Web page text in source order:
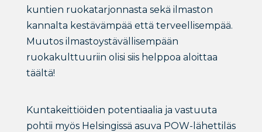
kuntien ruokatarjonnasta sekä ilmaston
kannalta kestävämpää että terveellisempää.
Muutos ilmastoystävällisempään
ruokakulttuuriin olisi siis helppoa aloittaa
täältä!
Kuntakeittiöiden potentiaalia ja vastuuta
pohtii myös Helsingissä asuva POW-lähettiläs